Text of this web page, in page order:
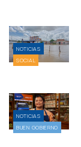
NOTICIAS
SOCIAL
NOTICIAS
BUEN GOBIERNO